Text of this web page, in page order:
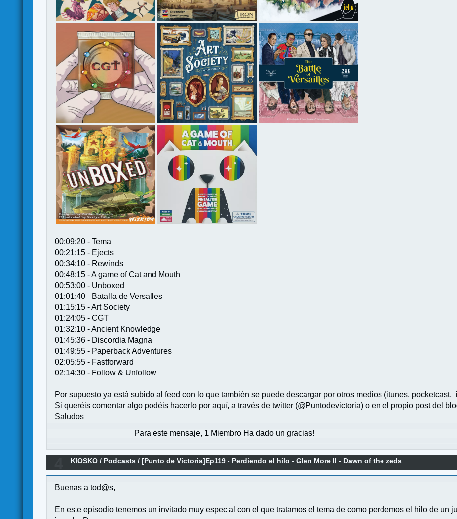
00:09:20 - Tema
00:21:15 - Ejects
00:34:10 - Rewinds
00:48:15 - A game of Cat and Mouth
00:53:00 - Unboxed
01:01:40 - Batalla de Versalles
01:15:15 - Art Society
01:24:05 - CGT
01:32:10 - Ancient Knowledge
01:45:36 - Discordia Magna
01:49:55 - Paperback Adventures
02:05:55 - Fastforward
02:14:30 - Follow & Unfollow
Por supuesto ya está subido al feed con lo que también se puede descargar por otros medios (itunes, pocketcast,
Si queréis comentar algo podéis hacerlo por aquí, a través de twitter (@Puntodevictoria) o en el propio post del
Saludos
Para este mensaje, 1 Miembro Ha dado un gracias!
KIOSKO / Podcasts /[Punto de Victoria]Ep119 - Perdiendo el hilo - Glen More II - Dawn of the zeds
Buenas a tod@s,
En este episodio tenemos un invitado muy especial con el que tratamos el tema de como perdemos el hilo de un